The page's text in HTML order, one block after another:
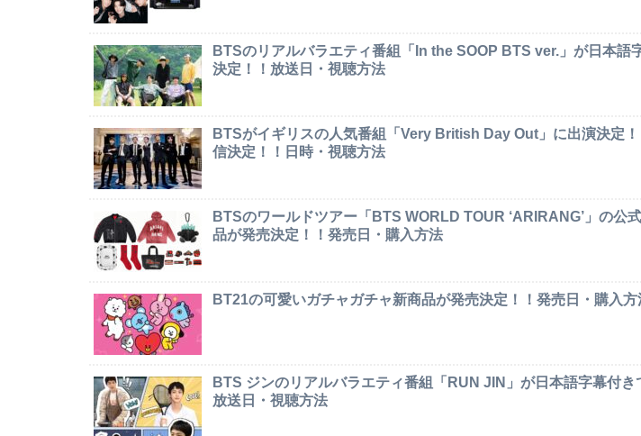
BTSのリアルバラエティ番組「In the SOOP BTS ver.」が日本語
決定！！放送日・視聴方法
BTSがイギリスの人気番組「Very British Day Out」に出演決定
信決定！！日時・視聴方法
BTSのワールドツアー「BTS WORLD TOUR ‘ARIRANG’」の公
品が発売決定！！発売日・購入方法
BT21の可愛いガチャガチャ新商品が発売決定！！発売日・購入方
BTS ジンのリアルバラエティ番組「RUN JIN」が日本語字幕付き
放送日・視聴方法